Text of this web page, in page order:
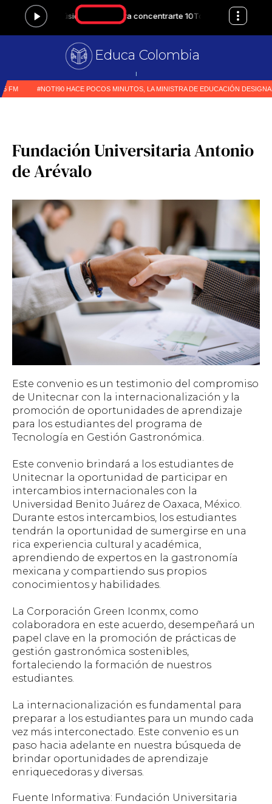
Educa Colombia
Primer med
Fundación Universitaria Antonio
de Arévalo
Este convenio es un testimonio del compromiso
de Unitecnar con la internacionalización y la
promoción de oportunidades de aprendizaje
para los estudiantes del programa de
Tecnología en Gestión Gastronómica.
Este convenio brindará a los estudiantes de
Unitecnar la oportunidad de participar en
intercambios internacionales con la
Universidad Benito Juárez de Oaxaca, México.
Durante estos intercambios, los estudiantes
tendrán la oportunidad de sumergirse en una
rica experiencia cultural y académica,
aprendiendo de expertos en la gastronomía
mexicana y compartiendo sus propios
conocimientos y habilidades.
La Corporación Green Iconmx, como
colaboradora en este acuerdo, desempeñará un
papel clave en la promoción de prácticas de
gestión gastronómica sostenibles,
fortaleciendo la formación de nuestros
estudiantes.
La internacionalización es fundamental para
preparar a los estudiantes para un mundo cada
vez más interconectado. Este convenio es un
paso hacia adelante en nuestra búsqueda de
brindar oportunidades de aprendizaje
enriquecedoras y diversas.
Fuente Informativa: Fundación Universitaria